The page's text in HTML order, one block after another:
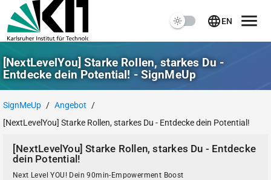
EN
[NextLevelYou] Starke Rollen, starkes Du -
Entdecke dein Potential! - SignMeUp
SignMeUp / Angebot
/
[NextLevelYou] Starke Rollen, starkes Du - Entdecke dein Potential!
[NextLevelYou] Starke Rollen, starkes Du - Entdecke
dein Potential!
Next Level YOU! Dein 90min-Empowerment Boost